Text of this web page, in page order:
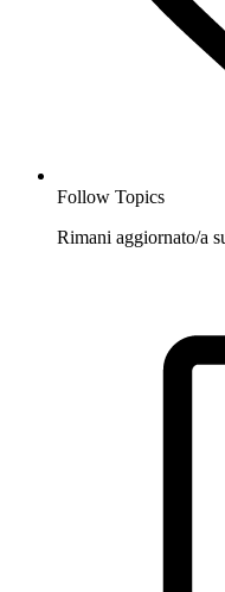
Follow Topics
Rimani aggiornato/a